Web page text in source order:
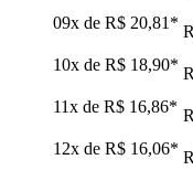
09x de R$ 20,81 *
10x de R$ 18,90*
11x de R$ 16,86*
12x de R$ 16,06*